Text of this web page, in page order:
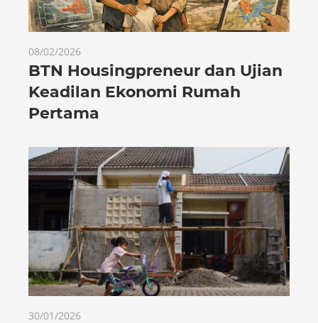
08/02/2026
BTN Housingpreneur dan Ujian
Keadilan Ekonomi Rumah
Pertama
30/01/2026